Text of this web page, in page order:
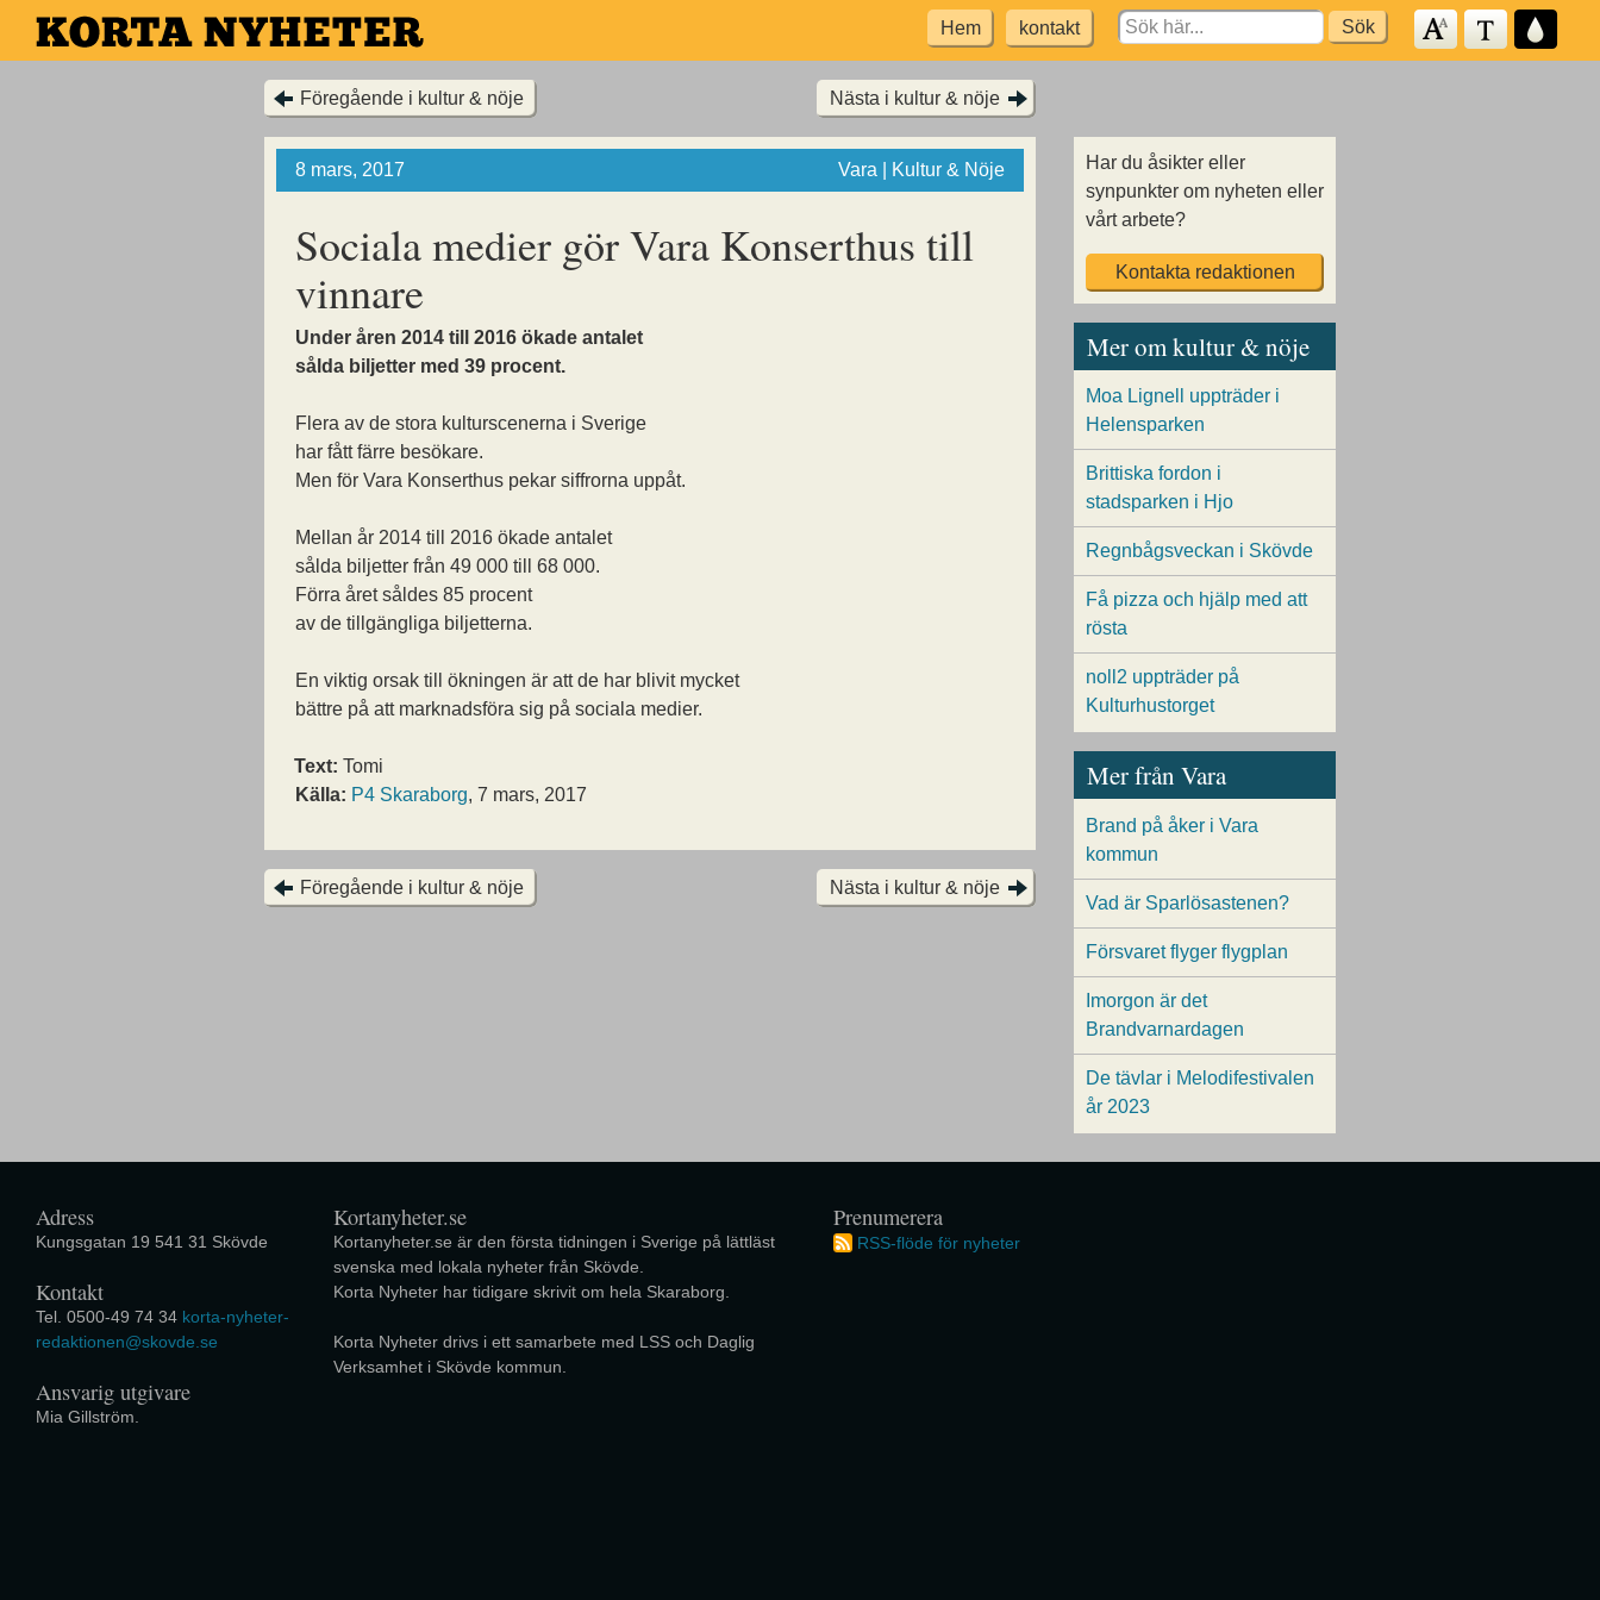
Hoppa
till
Hem kontakt
Search
for:
Föregående i kultur & nöje Nästa i kultur & nöje
8 mars, 2017 Vara | Kultur & Nöje
Sociala medier gör Vara Konserthus till
vinnare
Under åren 2014 till 2016 ökade antalet
sålda biljetter med 39 procent.
Flera av de stora kulturscenerna i Sverige
har fått färre besökare.
Men för Vara Konserthus pekar siffrorna uppåt.
Mellan år 2014 till 2016 ökade antalet
sålda biljetter från 49 000 till 68 000.
Förra året såldes 85 procent
av de tillgängliga biljetterna.
En viktig orsak till ökningen är att de har blivit mycket
bättre på att marknadsföra sig på sociala medier.
Text: Tomi
Källa: P4 Skaraborg, 7 mars, 2017
Föregående i kultur & nöje Nästa i kultur & nöje
Har du åsikter eller
synpunkter om nyheten eller
vårt arbete?
Kontakta redaktionen
Mer om kultur & nöje
Moa Lignell uppträder i
Helensparken
Brittiska fordon i
stadsparken i Hjo
Regnbågsveckan i Skövde
Få pizza och hjälp med att
rösta
noll2 uppträder på
Kulturhustorget
Mer från Vara
Brand på åker i Vara
kommun
Vad är Sparlösastenen?
Försvaret flyger flygplan
Imorgon är det
Brandvarnardagen
De tävlar i Melodifestivalen
år 2023
Adress
Kungsgatan 19 541 31 Skövde
Kontakt
Tel. 0500-49 74 34 korta-nyheter-
redaktionen@skovde.se
Ansvarig utgivare
Mia Gillström.
Kortanyheter.se
Kortanyheter.se är den första tidningen i Sverige på lättläst
svenska med lokala nyheter från Skövde.
Korta Nyheter har tidigare skrivit om hela Skaraborg.
Korta Nyheter drivs i ett samarbete med LSS och Daglig
Verksamhet i Skövde kommun.
Prenumerera
RSS-flöde för nyheter